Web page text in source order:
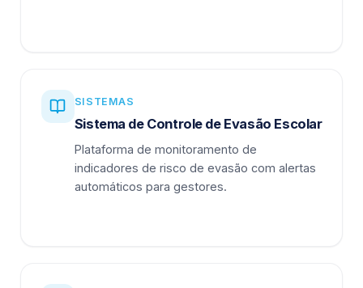
SISTEMAS
Sistema de Controle de Evasão Escolar
Plataforma de monitoramento de
indicadores de risco de evasão com alertas
automáticos para gestores.